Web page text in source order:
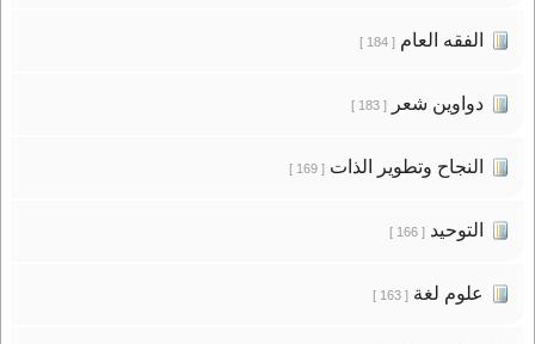
الفقه العام[ 184 ]
دواوين شعر[ 183 ]
النجاح وتطوير الذات[ 169 ]
التوحيد[ 166 ]
علوم لغة[ 163 ]